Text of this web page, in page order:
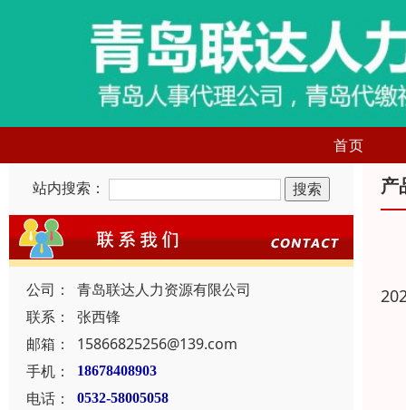
首页
站内搜索：
公司：
青岛联达人力资源有限公司
联系：
张西锋
邮箱：
15866825256@139.com
手机：
18678408903
电话： 0532-58005058
产